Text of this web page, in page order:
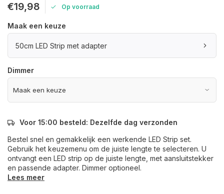
€19,98 Op voorraad
Maak een keuze
50cm LED Strip met adapter
Dimmer
Voor 15:00 besteld: Dezelfde dag verzonden
Bestel snel en gemakkelijk een werkende LED Strip set.
Gebruik het keuzemenu om de juiste lengte te selecteren. U
ontvangt een LED strip op de juiste lengte, met aansluitstekker
en passende adapter. Dimmer optioneel.
Lees meer